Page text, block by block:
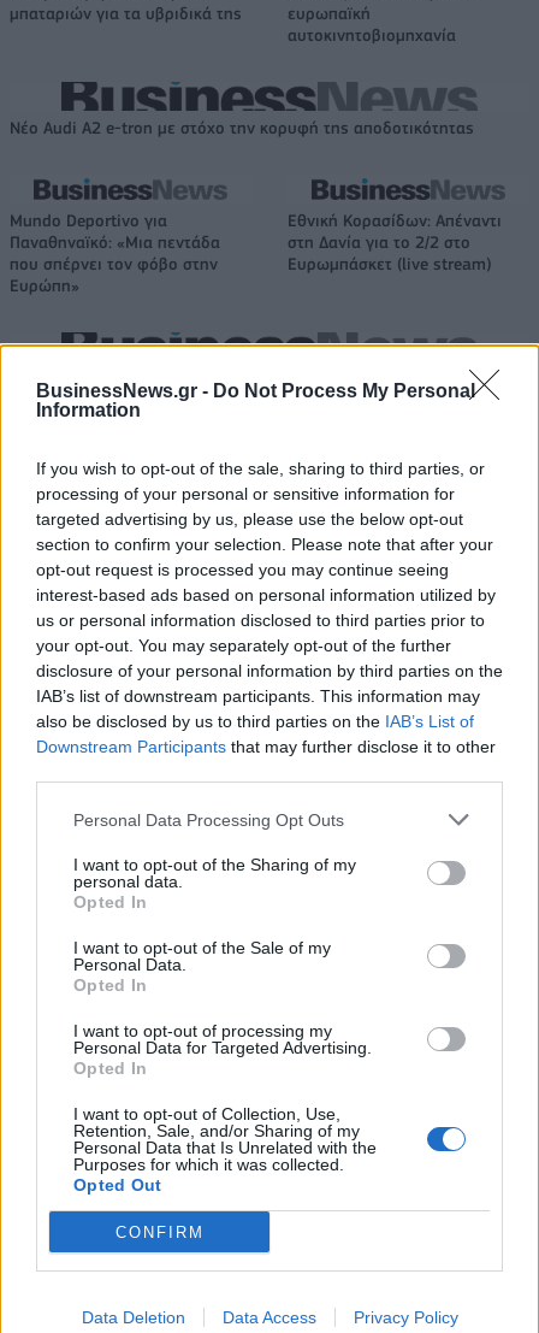
BusinessNews.gr - Do Not Process My Personal
Information
If you wish to opt-out of the sale, sharing to third parties, or
processing of your personal or sensitive information for
targeted advertising by us, please use the below opt-out
section to confirm your selection. Please note that after your
opt-out request is processed you may continue seeing
interest-based ads based on personal information utilized by
us or personal information disclosed to third parties prior to
your opt-out. You may separately opt-out of the further
disclosure of your personal information by third parties on the
IAB’s list of downstream participants. This information may
also be disclosed by us to third parties on the IAB’s List of
Downstream Participants that may further disclose it to other
Personal Data Processing Opt Outs
I want to opt-out of the Sharing of my
personal data.
Opted In
I want to opt-out of the Sale of my
Personal Data.
Opted In
I want to opt-out of processing my
Personal Data for Targeted Advertising.
Opted In
I want to opt-out of Collection, Use,
Retention, Sale, and/or Sharing of my
Personal Data that Is Unrelated with the
Purposes for which it was collected.
Opted Out
CONFIRM
Data Deletion Data Access Privacy Policy
μπαταριών για τα υβριδικά της
ευρωπαϊκή
αυτοκινητοβιομηχανία
Νέο Audi A2 e-tron με στόχο την κορυφή της αποδοτικότητας
Mundo Deportivo για
Παναθηναϊκό: «Μια πεντάδα
που σπέρνει τον φόβο στην
Ευρώπη»
Εθνική Κορασίδων: Απέναντι
στη Δανία για το 2/2 στο
Ευρωμπάσκετ (live stream)
Ελληνική Αναπτυξιακή Τράπεζα: Με «προίκα» 2 δισ. ευρώ ανοίγει
δρόμο για δάνεια έως 5 δισ. σε μικρομεσαίες
Β.Σ. Καρούλιας: Τζίρος 98,7
εκατ. ευρώ και αύξηση κερδών
57% - Τα νέα στοιχήματα σε
low & non alcohol
Deloitte Ελλάδος:
Χρηματοοικονομικός
σύμβουλος της ΔΕΗ για την
είσοδο στην πολωνική αγορά
Η Chery επενδύει 75 εκατ. δολάρια στην KG Mobility
18.990 ευρώ
συνεχίζουν μαζί: Ανανέωση της
2028
18η συνεχόμενη χρονιά για τον ΟΤΕ στη διεθνή σειρά δεικτών
FTSE4Good
Alpha Bank: Για πρώτη φορά το Αρχαίο Θέατρο Επιδαύρου άνοιξε τις
ΠΕΡΙΣΣΌΤΕΡΑ ΣΕ ΑΥΤΉ ΤΗΝ ΚΑΤΗΓΟΡΊΑ